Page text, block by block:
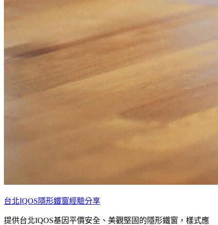
台北IQOS隱形鐵窗經驗分享
提供台北IQOS基因平價安全、美觀堅固的隱形鐵窗，樣式應